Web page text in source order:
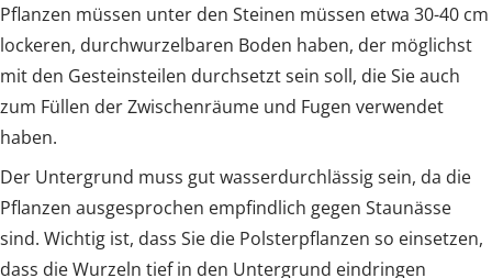
Pflanzen müssen unter den Steinen müssen etwa 30-40 cm
lockeren, durchwurzelbaren Boden haben, der möglichst
mit den Gesteinsteilen durchsetzt sein soll, die Sie auch
zum Füllen der Zwischenräume und Fugen verwendet
haben.
Der Untergrund muss gut wasserdurchlässig sein, da die
Pflanzen ausgesprochen empfindlich gegen Staunässe
sind. Wichtig ist, dass Sie die Polsterpflanzen so einsetzen,
dass die Wurzeln tief in den Untergrund eindringen